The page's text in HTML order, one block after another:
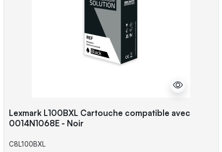
Lexmark L100BXL Cartouche compatible avec
0014N1068E - Noir
C8L100BXL